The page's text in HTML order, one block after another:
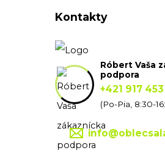
Kontakty
Róbert Vaša
podpora
+421 917
(Po-Pia, 8:30-